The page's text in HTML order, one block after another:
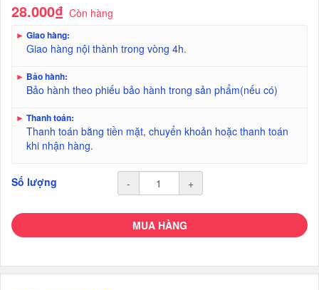
28.000₫ Còn hàng
► Giao hàng:
Giao hàng nội thành trong vòng 4h.
► Bảo hành:
Bảo hành theo phiếu bảo hành trong sản phẩm(nếu có)
► Thanh toán:
Thanh toán bằng tiền mặt, chuyển khoản hoặc thanh toán
khi nhận hàng.
Số lượng - +
MUA HÀNG